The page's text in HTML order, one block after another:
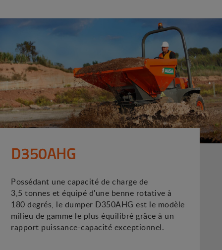
D350AHG
Possédant une capacité de charge de
3,5 tonnes et équipé d'une benne rotative à
180 degrés, le dumper D350AHG est le modèle
milieu de gamme le plus équilibré grâce à un
rapport puissance-capacité exceptionnel.